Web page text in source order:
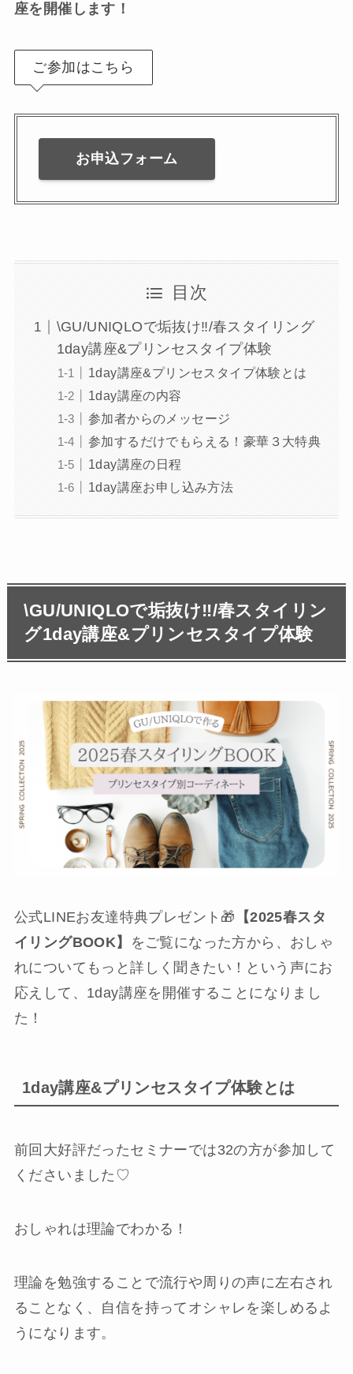
座を開催します！
ご参加はこちら
お申込フォーム
目次
\GU/UNIQLOで垢抜け‼︎/春スタイリング
1day講座&プリンセスタイプ体験
1day講座&プリンセスタイプ体験とは
1day講座の内容
参加者からのメッセージ
参加するだけでもらえる！豪華３大特典
1day講座の日程
1day講座お申し込み方法
\GU/UNIQLOで垢抜け‼︎/春スタイリン
グ1day講座&プリンセスタイプ体験
公式LINEお友達特典プレゼント🎁 【2025春スタ
イリングBOOK】
をご覧になった方から、おしゃ
れについてもっと詳しく聞きたい！という声にお
応えして、1day講座を開催することになりまし
た！
1day講座&プリンセスタイプ体験とは
前回大好評だったセミナーでは32の方が参加して
くださいました♡
おしゃれは理論でわかる！
理論を勉強することで流行や周りの声に左右され
ることなく、自信を持ってオシャレを楽しめるよ
うになります。